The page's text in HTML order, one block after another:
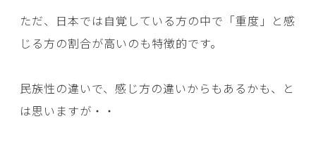
ただ、日本では自覚している方の中で「重度」と感
じる方の割合が高いのも特徴的です。
民族性の違いで、感じ方の違いからもあるかも、と
は思いますが・・